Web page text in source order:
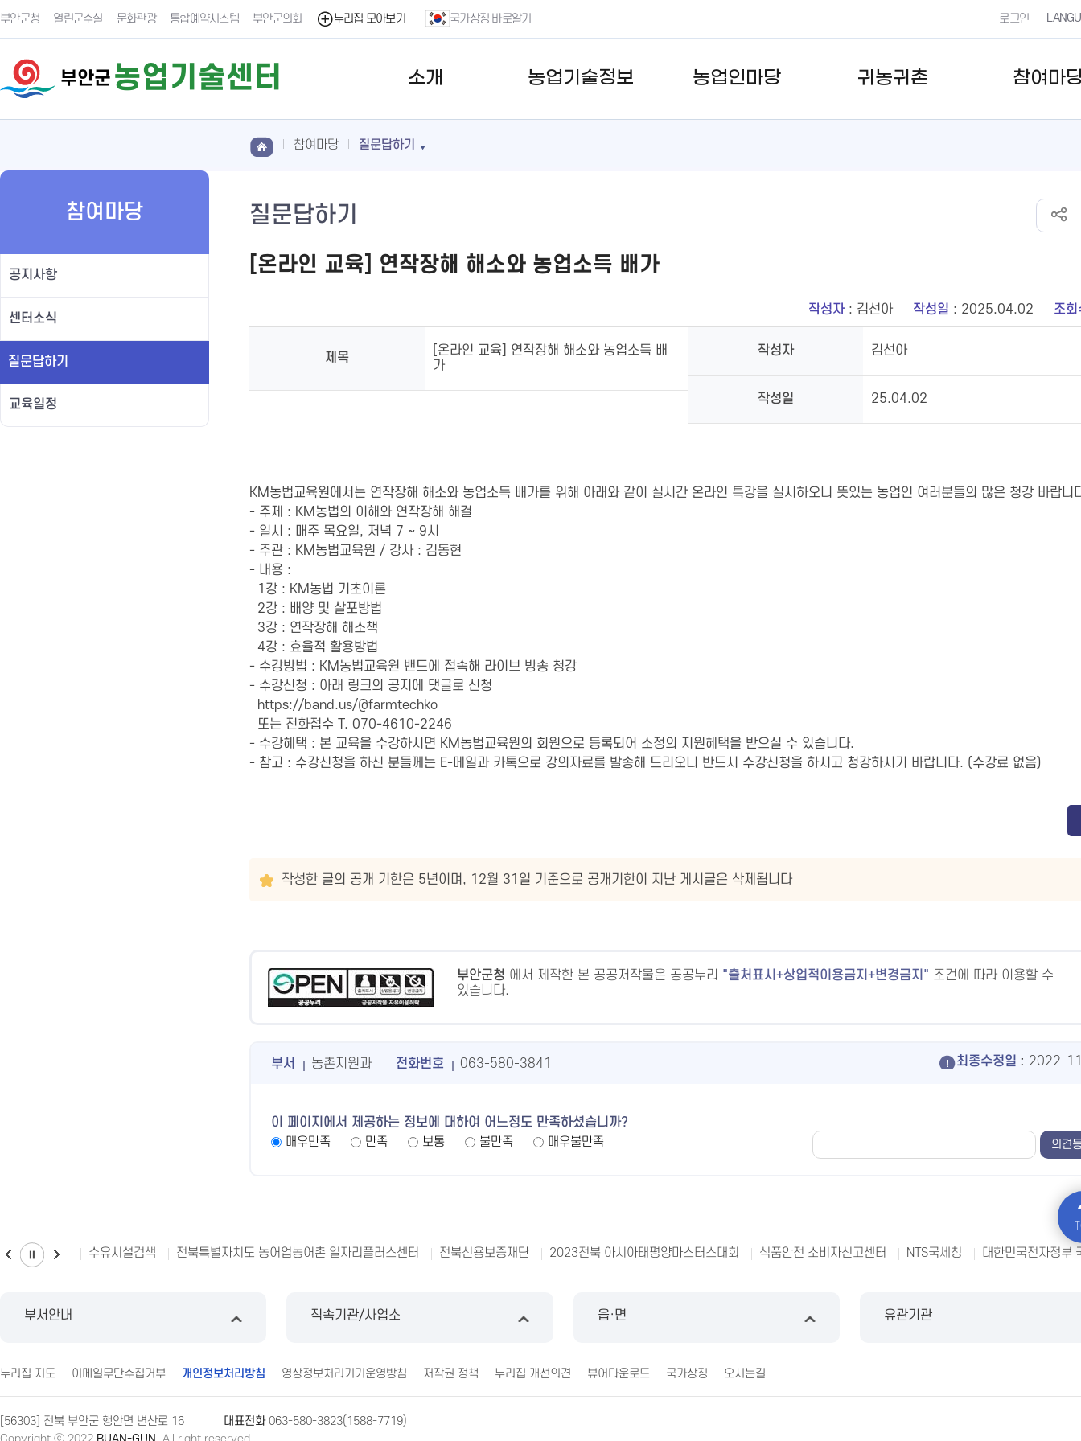
부안군청 열린군수실 문화관광 통합예약시스템 부안군의회 누리집 모아보기 국가상징 바로알기 로그인
부안군 농업기술센터 소개 농업기술정보 농업인마당 귀농귀촌 참여마
참여마당
공지사항
센터소식
질문답하기
교육일정
참여마당 질문답하기
질문답하기
[온라인 교육] 연작장해 해소와 농업소득 배가
작성자: 김선아 작성일 : 2025.04.02 조회
제목
[온라인 교육] 연작장해 해소와 농업소득 배
가
작성자 김선아
작성일 25.04.02
KM농법교육원에서는 연작장해 해소와 농업소득 배가를 위해 아래와 같이 실시간 온라인 특강을 실시하오니 뜻있는 농업인 여러분들의 많은 청강 바랍니
- 주제 : KM농법의 이해와 연작장해 해결
- 일시 : 매주 목요일, 저녁 7 ~ 9시
- 주관 : KM농법교육원 / 강사 : 김동현
- 내용 :
1강 : KM농법 기초이론
2강 : 배양 및 살포방법
3강 : 연작장해 해소책
4강 : 효율적 활용방법
- 수강방법 : KM농법교육원 밴드에 접속해 라이브 방송 청강
- 수강신청 : 아래 링크의 공지에 댓글로 신청
https://band.us/@farmtechko
또는 전화접수 T. 070-4610-2246
- 수강혜택 : 본 교육을 수강하시면 KM농법교육원의 회원으로 등록되어 소정의 지원혜택을 받으실 수 있습니다.
- 참고 : 수강신청을 하신 분들께는 E-메일과 카톡으로 강의자료를 발송해 드리오니 반드시 수강신청을 하시고 청강하시기 바랍니다. (수강료 없음)
작성한 글의 공개 기한은 5년이며, 12월 31일 기준으로 공개기한이 지난 게시글은 삭제됩니다
부안군청 에서 제작한 본 공공저작물은 공공누리 출처표시+상업적이용금지+변경금지
조건에 따라 이용할 수
있습니다.
부서 농촌지원과 전화번호 063-580-3841 최종수정일 : 2022-
이 페이지에서 제공하는 정보에 대하여 어느정도 만족하셨습니까?
매우만족
만족 보통 불만족 매우불만족
수유시설검색 전북특별자치도 농어업농어촌 일자리플러스센터 전북신용보증재단 2023전북 아시아태평양마스터스대회 식품안전 소비자신고센터 NTS국세청 대한민국전자정부
부서안내 직속기관/사업소 읍·면 유관기관
누리집 지도 이메일무단수집거부 개인정보처리방침 영상정보처리기기운영방침 저작권 정책 누리집 개선의견 뷰어다운로드 국가상징 오시는길
[56303] 전북 부안군 행안면 변산로 16 대표전화063-580-3823(1588-7719)